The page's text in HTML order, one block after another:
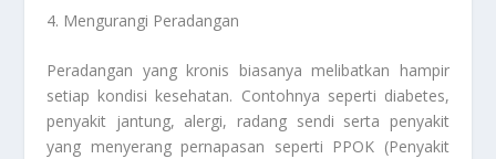
4. Mengurangi Peradangan
Peradangan yang kronis biasanya melibatkan hampir
setiap kondisi kesehatan. Contohnya seperti diabetes,
penyakit jantung, alergi, radang sendi serta penyakit
yang menyerang pernapasan seperti PPOK (Penyakit